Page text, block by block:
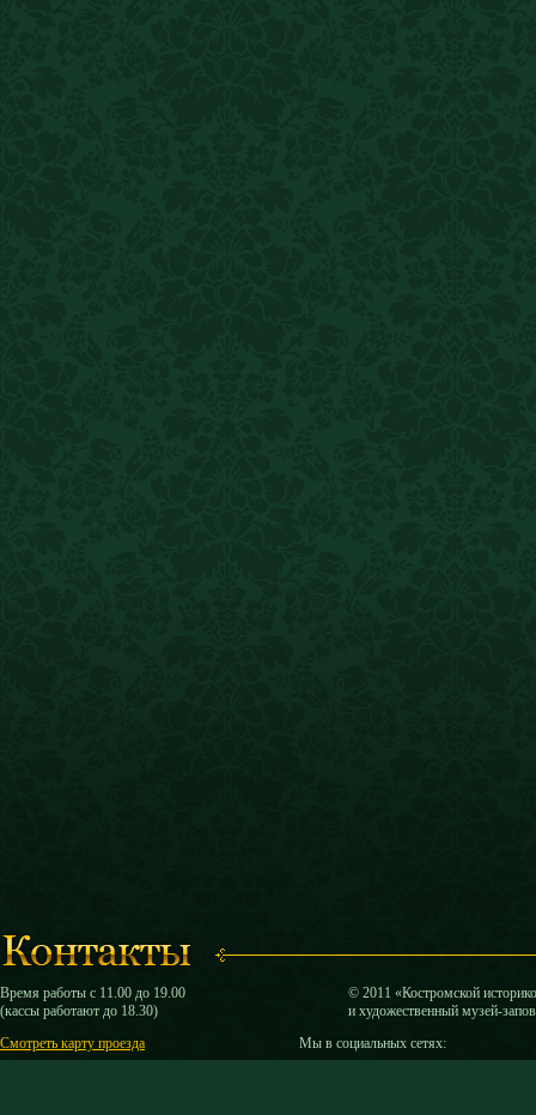
Время работы с 11.00 до 19.00
(кассы работают до 18.30)
Смотреть карту проезда
© 2011 «Костромской
и художественный музей-
Мы в социальных сетях: